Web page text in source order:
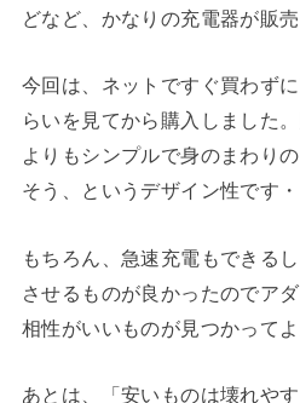
どなど、かなりの充電器が販
今回は、ネットですぐ買わず
らいを見てから購入しました
よりもシンプルで身のまわり
そう、というデザイン性です・
もちろん、急速充電もできる
させるものが良かったのでア
相性がいいものが見つかってよ
あとは、「安いものは壊れや